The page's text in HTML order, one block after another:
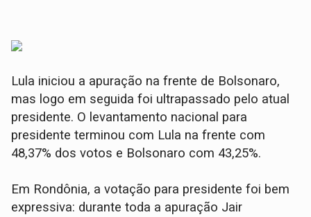
Lula iniciou a apuração na frente de Bolsonaro,
mas logo em seguida foi ultrapassado pelo atual
presidente. O levantamento nacional para
presidente terminou com Lula na frente com
48,37% dos votos e Bolsonaro com 43,25%.
Em Rondônia, a votação para presidente foi bem
expressiva: durante toda a apuração Jair